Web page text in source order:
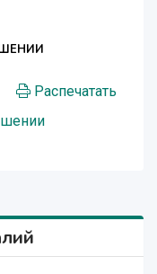
Распечатать